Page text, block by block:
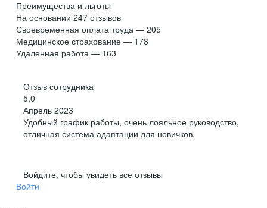
Преимущества и льготы
На основании 247 отзывов
Своевременная оплата труда — 205
Медицинское страхование — 178
Удаленная работа — 163
Отзыв сотрудника
5,0
Апрель 2023
Удобный график работы, очень лояльное руководство,
отличная система адаптации для новичков.
Войдите, чтобы увидеть все отзывы
Войти